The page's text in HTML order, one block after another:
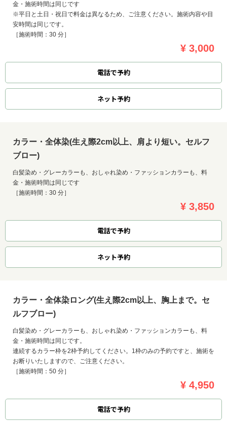
金・施術時間は同じです
※平日と土日・祝日で料金は異なるため、ご注意ください。施術内容や目
安時間は同じです。
［施術時間：30 分］
¥ 3,000
電話で予約
ネット予約
カラー・全体染(生え際2cm以上、肩より短い。セルフ
ブロー)
白髪染め・グレーカラーも、おしゃれ染め・ファッションカラーも、料
金・施術時間は同じです
［施術時間：30 分］
¥ 3,850
電話で予約
ネット予約
カラー・全体染ロング(生え際2cm以上、胸上まで。セ
ルフブロー)
白髪染め・グレーカラーも、おしゃれ染め・ファッションカラーも、料
金・施術時間は同じです。
連続するカラー枠を2枠予約してください。1枠のみの予約ですと、施術を
お断りいたしますので、ご注意ください。
［施術時間：50 分］
¥ 4,950
電話で予約